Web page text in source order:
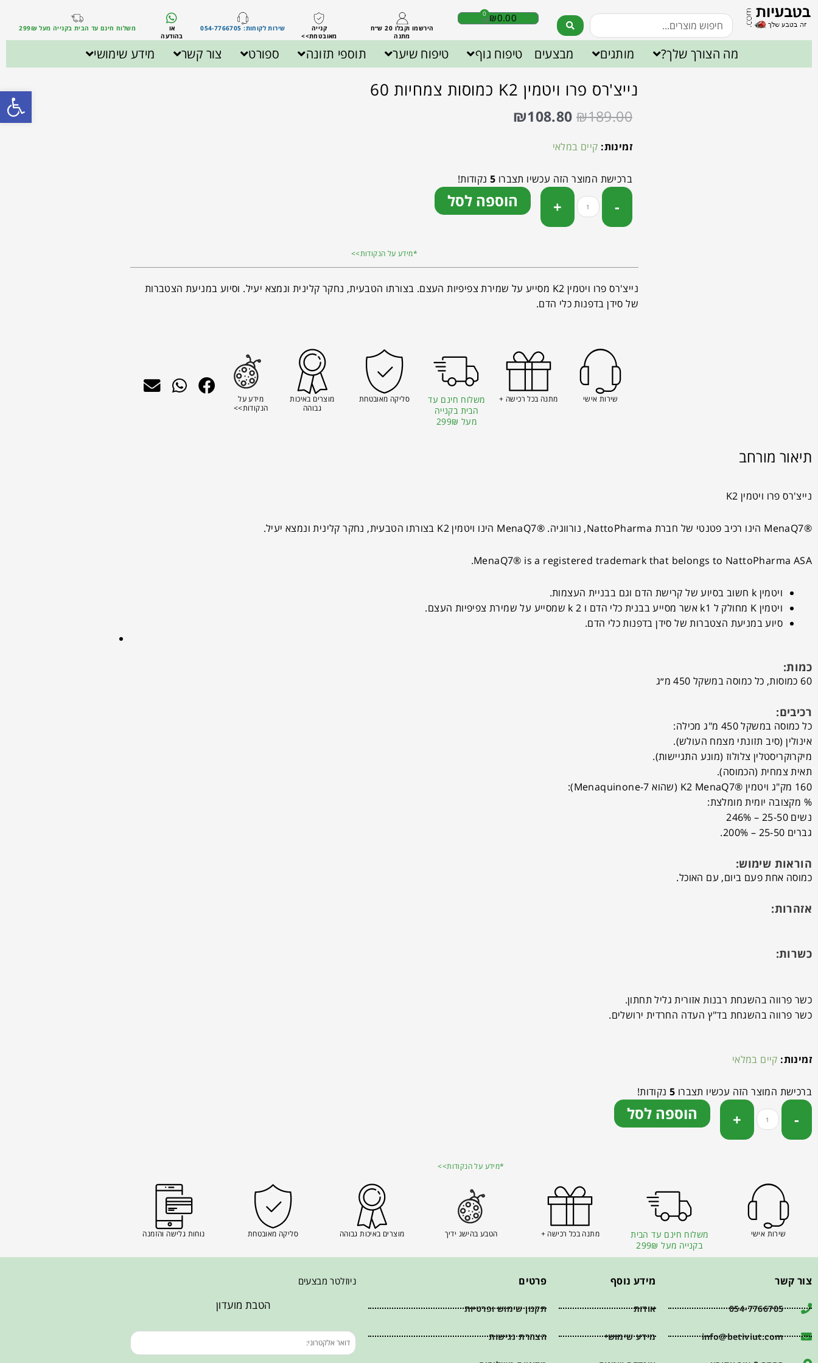
₪0.00
0
הירשמו וקבלו 20 ש״ח
מתנה
קנייה
מאובטחת>>
שירות לקוחות: 054-7766705
או
בהודעה
משלוח חינם עד הבית בקנייה מעל 299₪
מה הצורך שלך? מותגים מבצעים טיפוח גוף טיפוח שיער תוספי תזונה ספורט צור קשר מידע שימושי
נייצ'רס פרו ויטמין K2 כמוסות צמחיות 60
₪189.00
₪108.80
זמינות: קיים במלאי
ברכישת המוצר הזה עכשיו תצברו 5 נקודות!
הוספה לסל
*מידע על הנקודות>>
נייצ'רס פרו ויטמין K2 מסייע על שמירת צפיפיות העצם. בצורתו הטבעית, נחקר קלינית ונמצא יעיל. וסיוע במניעת הצטברות
של סידן בדפנות כלי הדם.
שירות אישי מתנה בכל רכישה +
משלוח חינם עד
הבית בקנייה
מעל 299₪
סליקה מאובטחת
מוצרים באיכות
גבוהה
מידע על
הנקודות>>
תיאור מורחב
נייצ'רס פרו ויטמין K2
®MenaQ7 הינו רכיב פטנטי של חברת NattoPharma, נורווגיה. ®MenaQ7 הינו ויטמין K2 בצורתו הטבעית, נחקר קלינית ונמצא יעיל.
MenaQ7® is a registered trademark that belongs to NattoPharma ASA.
ויטמין k חשוב בסיוע של קרישת הדם וגם בבניית העצמות.
ויטמין K מחולק ל k1 אשר מסייע בבנית כלי הדם ו k 2 שמסייע על שמירת צפיפיות העצם.
סיוע במניעת הצטברות של סידן בדפנות כלי הדם.
כמות:
60 כמוסות, כל כמוסה במשקל 450 מ״ג
רכיבים:
כל כמוסה במשקל 450 מ"ג מכילה:
אינולין (סיב תזונתי מצמח העולש).
מיקרוקריסטלין צלולוז (מונע התגיישות).
תאית צמחית (הכמוסה).
160 מק"ג ויטמין ®K2 MenaQ7 (שהוא Menaquinone-7):
% מקצובה יומית מומלצת:
נשים 25-50 – 246%
גברים 25-50 – 200%.
הוראות שימוש:
כמוסה אחת פעם ביום, עם האוכל.
אזהרות:
כשרות:
כשר פרווה בהשגחת רבנות אזורית גליל תחתון.
כשר פרווה בהשגחת בד"ץ העדה החרדית ירושלים.
זמינות: קיים במלאי
ברכישת המוצר הזה עכשיו תצברו 5 נקודות!
הוספה לסל
*מידע על הנקודות>>
שירות אישי
משלוח חינם עד הבית
בקנייה מעל 299₪
מתנה בכל רכישה + הטבע בהישג ידיך מוצרים באיכות גבוהה סליקה מאובטחת נוחות גלישה והזמנה
צור קשר
054-7766705
info@betiviut.com
מידע נוסף
אודות
מידע שימושי
פרטים
תקנון שימוש ופרטיות
הצהרת נגישות
ניוזלטר מבצעים
הטבת מועדון
פתח